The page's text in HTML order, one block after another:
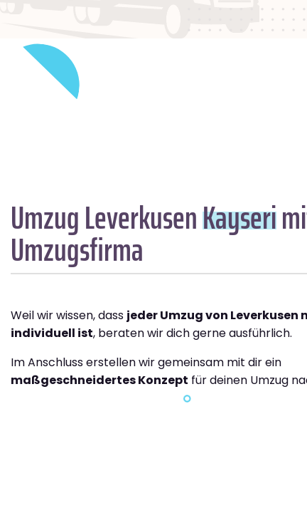
Umzug LeverkusenKayseri
Umzugsfirma
Weil wir wissen, dass jeder Umzug von Leverkusen
individuell ist, beraten wir dich gerne ausführlich.
Im Anschluss erstellen wir gemeinsam mit dir ein
maßgeschneidertes Konzept für deinen Umzug